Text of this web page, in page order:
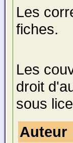
Les
fiches.
Les
droit
sous
Auteur